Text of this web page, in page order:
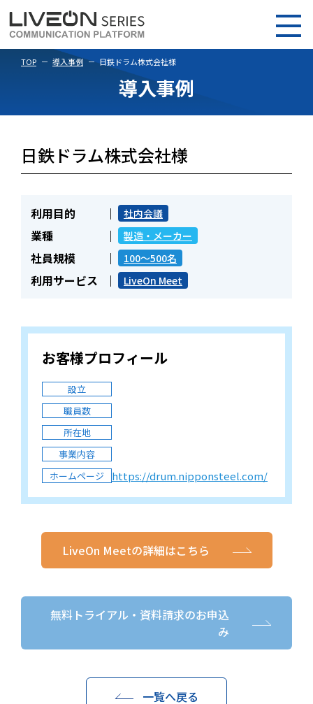
TOP 導入事例 日鉄ドラム株式会社様
導入事例
日鉄ドラム株式会社様
利用目的 社内会議
業種 製造・メーカー
社員規模 100～500名
利用サービス LiveOn Meet
お客様プロフィール
設立
職員数
所在地
事業内容
ホームページ
https://drum.nipponsteel.com/
LiveOn Meetの詳細はこちら
無料トライアル・資料請求のお申込
み
一覧へ戻る